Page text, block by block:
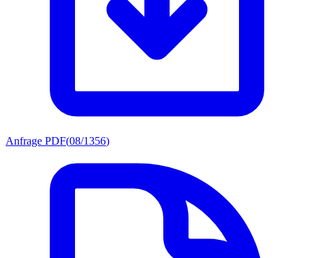
Anfrage PDF(08/1356)